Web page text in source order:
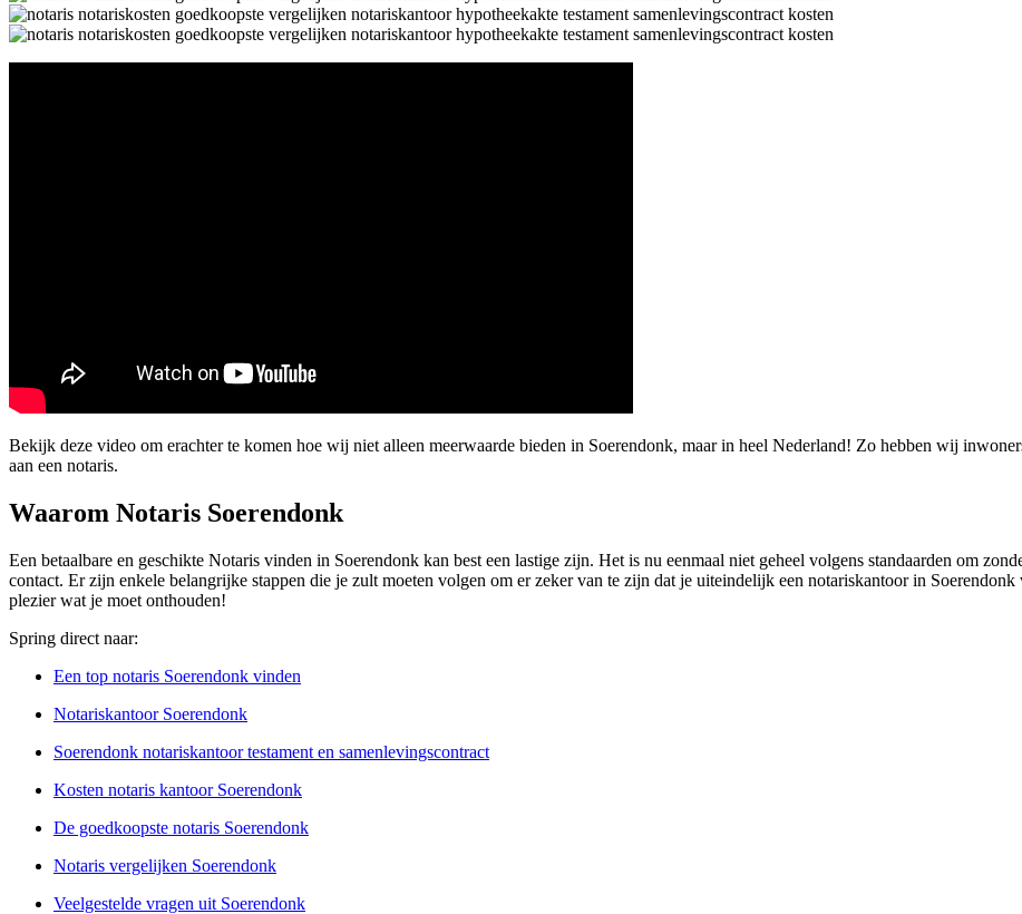
Bekijk deze video om erachter te komen hoe wij niet alleen meerwaarde bieden in Soerendonk, maar in heel Nederland! Zo hebben wij
aan een notaris.
Waarom Notaris Soerendonk
Een betaalbare en geschikte Notaris vinden in Soerendonk kan best een lastige zijn. Het is nu eenmaal niet geheel volgens standaarden om
contact. Er zijn enkele belangrijke stappen die je zult moeten volgen om er zeker van te zijn dat je uiteindelijk een notariskantoor in
plezier wat je moet onthouden!
Spring direct naar:
Een top notaris Soerendonk vinden
Notariskantoor Soerendonk
Soerendonk notariskantoor testament en samenlevingscontract
Kosten notaris kantoor Soerendonk
De goedkoopste notaris Soerendonk
Notaris vergelijken Soerendonk
Veelgestelde vragen uit Soerendonk